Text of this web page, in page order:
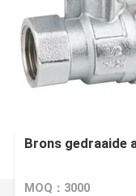
Brons gedraaide
MOQ：3000